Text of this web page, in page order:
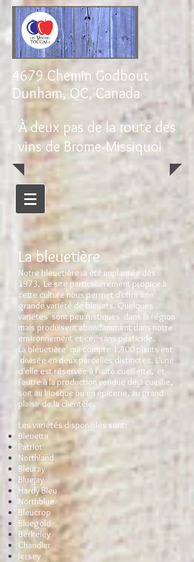
4679 Chemin Godbout
Dunham, QC, Canada
À deux pas de la route des
vins de Brome-Missiquoi
La bleuetière
Notre bleuetière a été implantée dès
1973. Le site particulièrement propice à
cette culture nous permet d'offrir une
grande variété de bleuets. Quelques
variétés sont peu rustiques dans la région
mais produisent abondamment dans notre
environnement et ce, sans pesticide.
La bleuetière qui compte 1,400 plants est
divisée en deux parcelles distinctes. L'une
d'elle est réservée à l'auto cueillette, et
l'autre à la production vendue déjà cueillie,
soit au kiosque ou en épicerie, au grand
plaisir de la clientèle.
Les variétés disponibles sont:
Bleuetta
Patriot
Northland
Bleuray
Bluejay
Hardy Bleu
Northblue
Bleucrop
Bluegold
Berkeley
Chandler
Jersey